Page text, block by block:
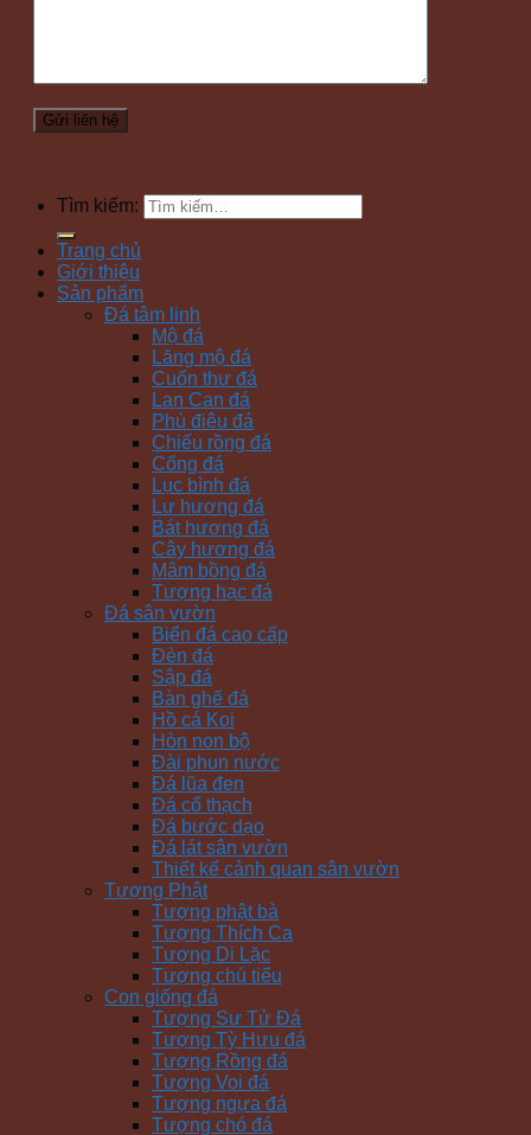
Tìm kiếm:
Trang chủ
Giới thiệu
Sản phẩm
Đá tâm linh
Mộ đá
Lăng mộ đá
Cuốn thư đá
Lan Can đá
Phù điêu đá
Chiếu rồng đá
Cổng đá
Lục bình đá
Lư hương đá
Bát hương đá
Cây hương đá
Mâm bồng đá
Tượng hạc đá
Đá sân vườn
Biển đá cao cấp
Đèn đá
Sập đá
Bàn ghế đá
Hồ cá Koi
Hòn non bộ
Đài phun nước
Đá lũa đen
Đá cổ thạch
Đá bước dạo
Đá lát sân vườn
Thiết kế cảnh quan sân vườn
Tượng Phật
Tượng phật bà
Tượng Thích Ca
Tượng Di Lặc
Tượng chú tiểu
Con giống đá
Tượng Sư Tử Đá
Tượng Tỳ Hưu đá
Tượng Rồng đá
Tượng Voi đá
Tượng ngựa đá
Tượng chó đá